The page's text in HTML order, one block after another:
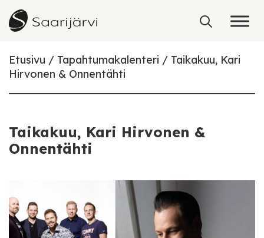
Skip to content
Etusivu Tapahtumakalenteri
Taikakuu, Kari
Hirvonen & Onnentähti
Taikakuu, Kari Hirvonen &
Onnentähti